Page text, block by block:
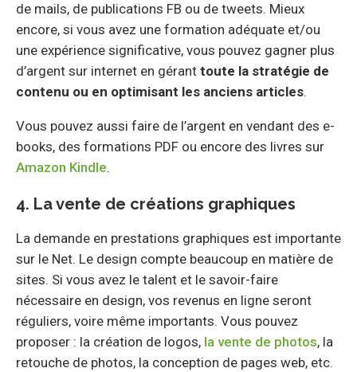
de mails, de publications FB ou de tweets. Mieux
encore, si vous avez une formation adéquate et/ou
une expérience significative, vous pouvez gagner plus
d’argent sur internet en gérant toute la stratégie de
contenu ou en optimisant les anciens articles.
Vous pouvez aussi faire de l’argent en vendant des e-
books, des formations PDF ou encore des livres sur
Amazon Kindle.
4. La vente de créations graphiques
La demande en prestations graphiques est importante
sur le Net. Le design compte beaucoup en matière de
sites. Si vous avez le talent et le savoir-faire
nécessaire en design, vos revenus en ligne seront
réguliers, voire même importants. Vous pouvez
proposer : la création de logos, la vente de photos, la
retouche de photos, la conception de pages web, etc.